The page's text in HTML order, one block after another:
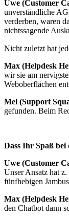
Uwe (Customer
unverständliche
verderben, waren
nichtssagende
Nicht zuletzt hat
Max (Helpdesk
wir sie am
Weboberflächen
Mel (Support
gefunden. Beim
Dass Ihr Spaß
Uwe (Customer
Unser Ansatz hat
fünfhebigen
Max (Helpdesk
den Chatbot dann